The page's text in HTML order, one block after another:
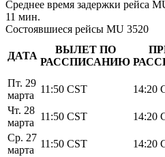
Среднее время задержки рейса
11 мин.
Состоявшиеся рейсы MU 3520
ДАТА
ВЫЛЕТ ПО
РАССПИСАНИЮ
Пт. 29
марта
11:50 CST 14:20
Чт. 28
марта
11:50 CST 14:20
Ср. 27
марта
11:50 CST 14:20